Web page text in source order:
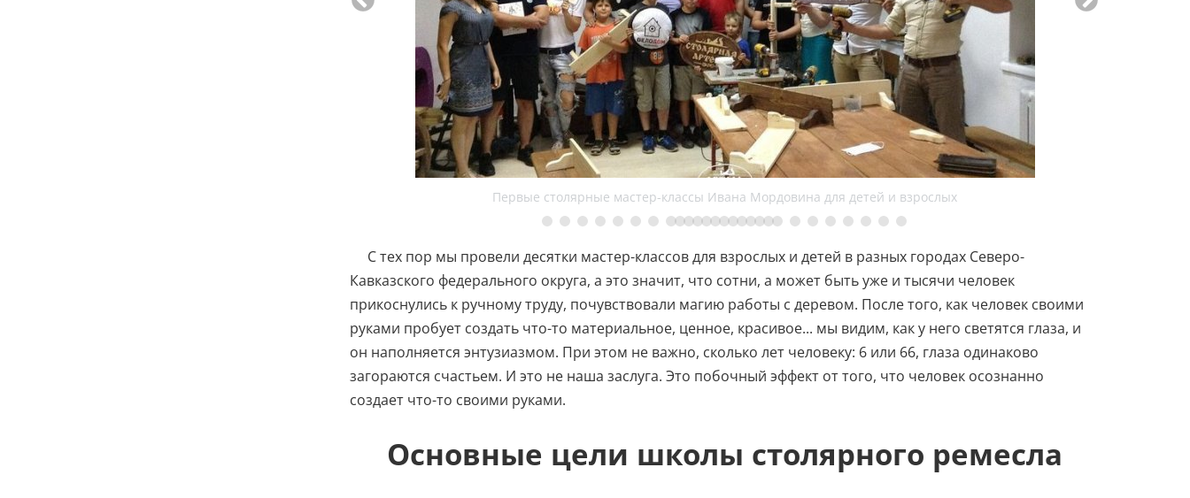
Первые столярные мастер-классы Ивана Мордовина для детей и взрослых
С тех пор мы провели десятки мастер-классов для взрослых и детей в разных городах Северо-
Кавказского федерального округа, а это значит, что сотни, а может быть уже и тысячи человек
прикоснулись к ручному труду, почувствовали магию работы с деревом. После того, как человек своими
руками пробует создать что-то материальное, ценное, красивое... мы видим, как у него светятся глаза, и
он наполняется энтузиазмом. При этом не важно, сколько лет человеку: 6 или 66, глаза одинаково
загораются счастьем. И это не наша заслуга. Это побочный эффект от того, что человек осознанно
создает что-то своими руками. ⠀
Основные цели школы столярного ремесла